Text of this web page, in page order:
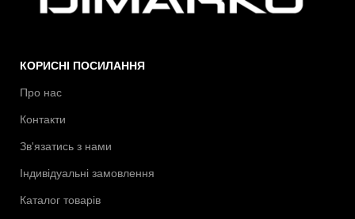
КОРИСНІ ПОСИЛАННЯ
Про нас
Контакти
Зв'язатись з нами
Індивідуальні замовлення
Каталог товарів